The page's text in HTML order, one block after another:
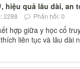
hiệu quả lâu dài, an
2288 Phản hồi: 0
hợp giữa y học cổ
liên tục và lâu dài